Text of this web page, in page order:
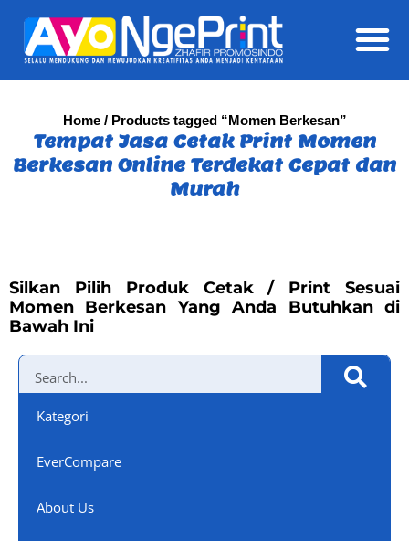
Home/ Products tagged “Momen Berkesan”
Tempat Jasa Cetak Print Momen
Berkesan Online Terdekat Cepat dan
Murah
Silkan Pilih Produk Cetak / Print Sesuai
Momen Berkesan Yang Anda Butuhkan di
Bawah Ini
Kategori
EverCompare
About Us